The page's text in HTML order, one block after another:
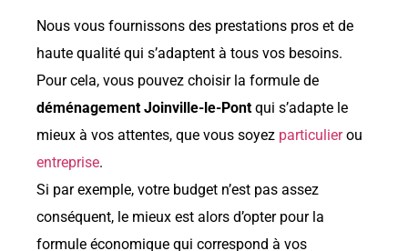
Nous vous fournissons des prestations pros et de
haute qualité qui s’adaptent à tous vos besoins.
Pour cela, vous pouvez choisir la formule de
déménagement Joinville-le-Pont qui s’adapte le
mieux à vos attentes, que vous soyez particulierou
entreprise.
Si par exemple, votre budget n’est pas assez
conséquent, le mieux est alors d’opter pour la
formule économique qui correspond à vos